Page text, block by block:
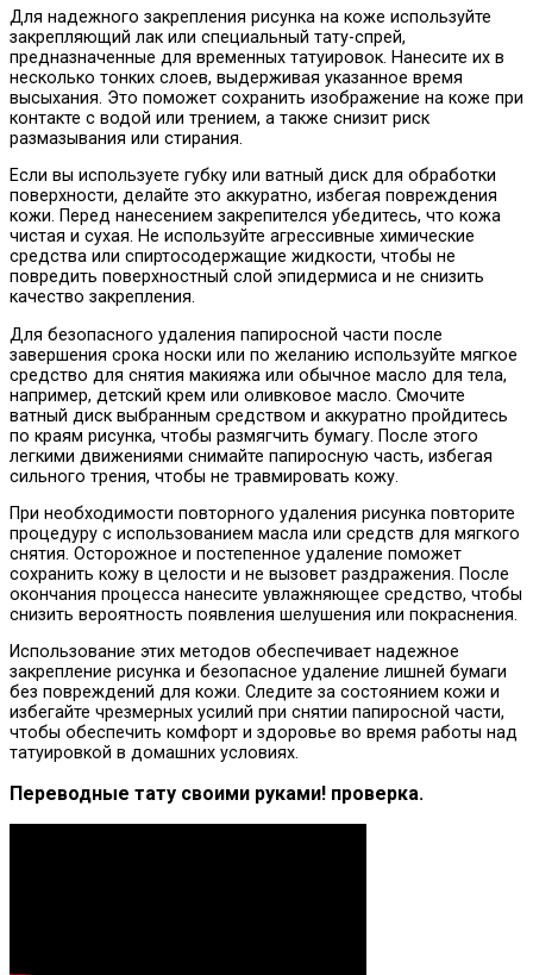
Для надежного закрепления рисунка на коже используйте
закрепляющий лак или специальный тату-спрей,
предназначенные для временных татуировок. Нанесите их в
несколько тонких слоев, выдерживая указанное время
высыхания. Это поможет сохранить изображение на коже при
контакте с водой или трением, а также снизит риск
размазывания или стирания.
Если вы используете губку или ватный диск для обработки
поверхности, делайте это аккуратно, избегая повреждения
кожи. Перед нанесением закрепителся убедитесь, что кожа
чистая и сухая. Не используйте агрессивные химические
средства или спиртосодержащие жидкости, чтобы не
повредить поверхностный слой эпидермиса и не снизить
качество закрепления.
Для безопасного удаления папиросной части после
завершения срока носки или по желанию используйте мягкое
средство для снятия макияжа или обычное масло для тела,
например, детский крем или оливковое масло. Смочите
ватный диск выбранным средством и аккуратно пройдитесь
по краям рисунка, чтобы размягчить бумагу. После этого
легкими движениями снимайте папиросную часть, избегая
сильного трения, чтобы не травмировать кожу.
При необходимости повторного удаления рисунка повторите
процедуру с использованием масла или средств для мягкого
снятия. Осторожное и постепенное удаление поможет
сохранить кожу в целости и не вызовет раздражения. После
окончания процесса нанесите увлажняющее средство, чтобы
снизить вероятность появления шелушения или покраснения.
Использование этих методов обеспечивает надежное
закрепление рисунка и безопасное удаление лишней бумаги
без повреждений для кожи. Следите за состоянием кожи и
избегайте чрезмерных усилий при снятии папиросной части,
чтобы обеспечить комфорт и здоровье во время работы над
татуировкой в домашних условиях.
Переводные тату своими руками! проверка.